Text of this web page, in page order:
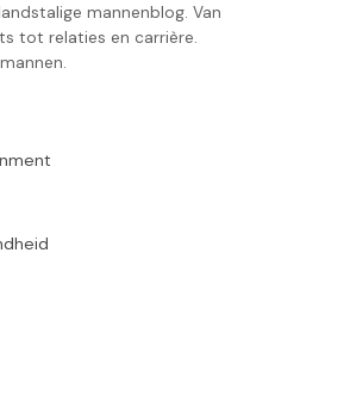
mannenblog. Van
tot relaties en carrière.